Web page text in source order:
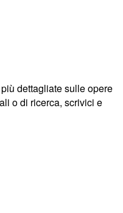
dettagliate sulle opere
o di ricerca, scrivici e